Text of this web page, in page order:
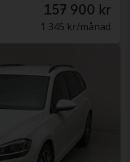
157 900 kr
1 345 kr/månad